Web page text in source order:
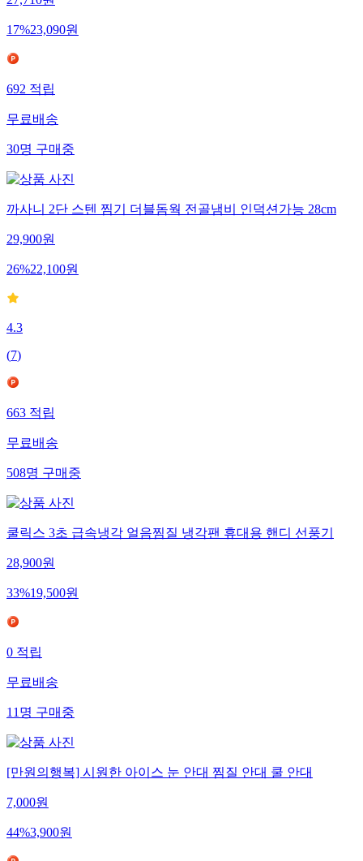
27,710원
17%23,090원
692적립
무료배송
30명구매중
까사니 2단 스텐 찜기 더블돔웍 전골냄비 인덕션가능 28cm
29,900원
26%22,100원
4.3
(7)
663적립
무료배송
508명구매중
쿨릭스 3초 급속냉각 얼음찜질 냉각팬 휴대용 핸디 선풍기
28,900원
33%19,500원
0적립
무료배송
11명구매중
[만원의행복] 시원한 아이스 눈 안대 찜질 안대 쿨 안대
7,000원
44%3,900원